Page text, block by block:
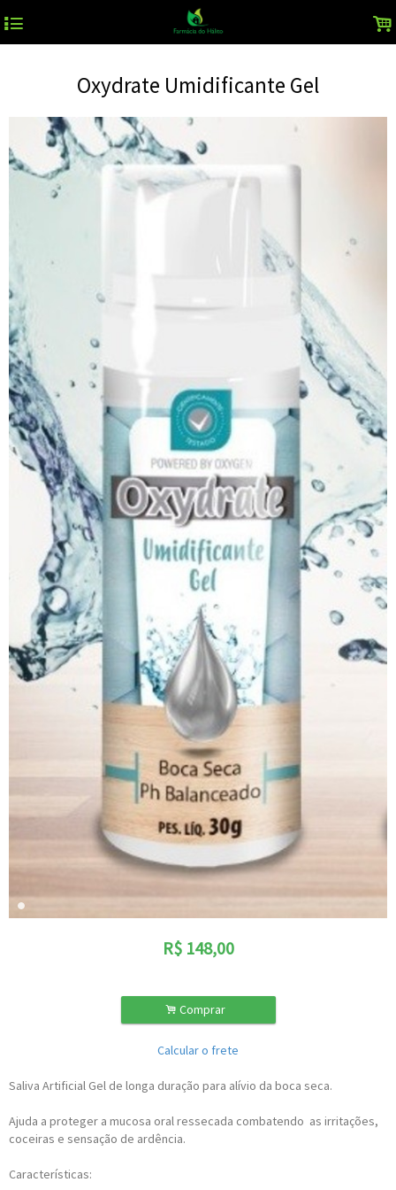
4 .
Oxydrate Umidificante Gel
R$ 148,00
. Comprar
Calcular o frete
Saliva Artificial Gel de longa duração para alívio da boca seca.
Ajuda a proteger a mucosa oral ressecada combatendo as irritações,
coceiras e sensação de ardência.
Características: